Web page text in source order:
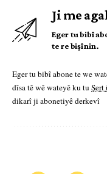
Ji me
Eger tu bibî
te re bişînin.
Eger tu bibî abone te we
dîsa tê wê wateyê ku tu Şert
dikarî ji abonetiyê derkevî